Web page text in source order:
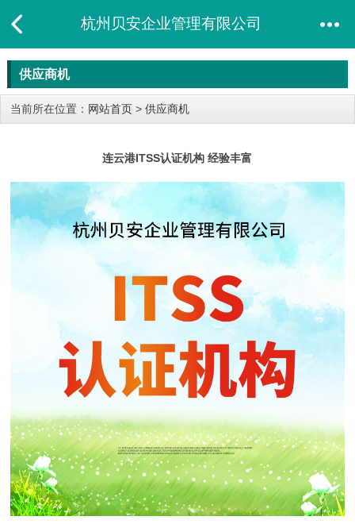
杭州贝安企业管理有限公司
供应商机
当前所在位置： 网站首页 > 供应商机
连云港ITSS认证机构 经验丰富